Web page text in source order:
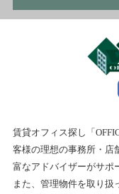
賃貸オフィス探し「
客様の理想の事務所・店
富なアドバイザーがサポ
また、管理物件を取り扱